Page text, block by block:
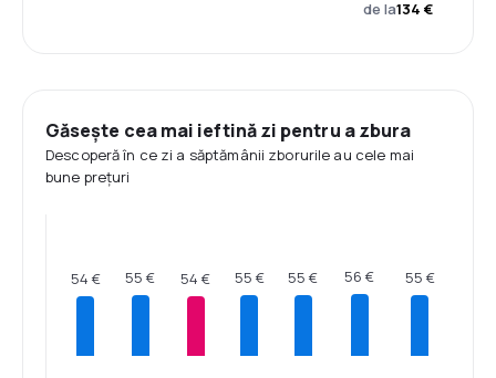
de la134 €
Găsește cea mai ieftină zi pentru a zbura
Descoperă în ce zi a săptămânii zborurile au cele mai
bune prețuri
54 € 55 € 54 € 55 € 55 € 56 € 55 €